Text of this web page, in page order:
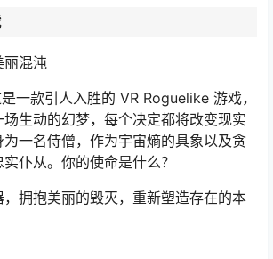
丽混沌
一款引人入胜的 VR Roguelike 游戏，
生动的幻梦，每个决定都将改变现实
一名侍僧，作为宇宙熵的具象以及贪
仆从。你的使命是什么？
拥抱美丽的毁灭，重新塑造存在的本